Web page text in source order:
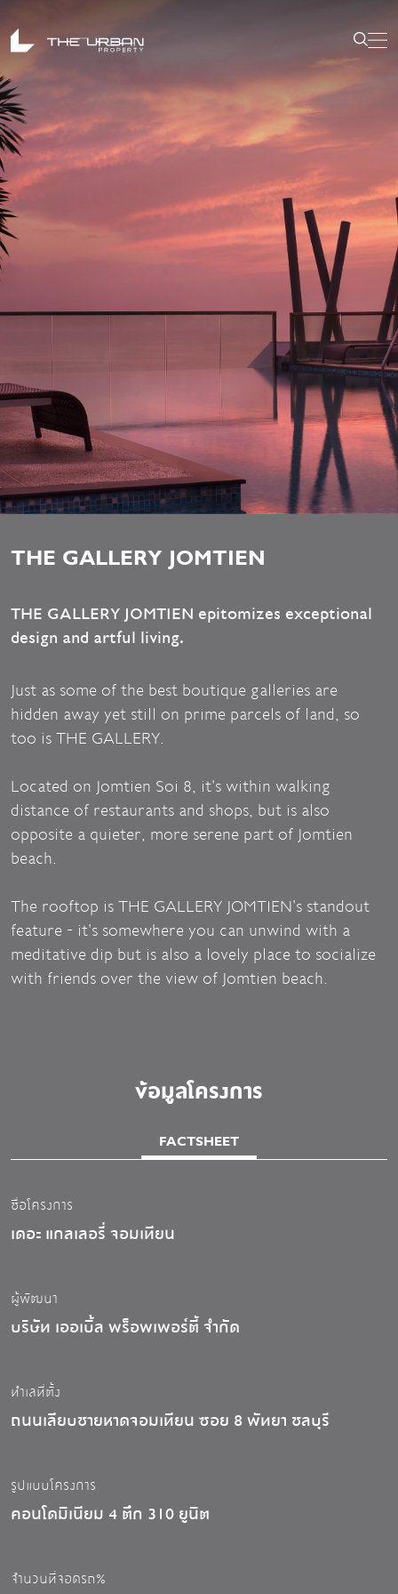
THE GALLERY JOMTIEN
THE GALLERY JOMTIEN epitomizes exceptional
design and artful living.
Just as some of the best boutique galleries are
hidden away yet still on prime parcels of land, so
too is THE GALLERY.
Located on Jomtien Soi 8, it's within walking
distance of restaurants and shops, but is also
opposite a quieter, more serene part of Jomtien
beach.
The rooftop is THE GALLERY JOMTIEN's standout
feature - it's somewhere you can unwind with a
meditative dip but is also a lovely place to socialize
with friends over the view of Jomtien beach.
ข้อมูลโครงการ
FACTSHEET
ชื่อโครงการ
เดอะ แกลเลอรี่ จอมเทียน
ผู้พัฒนา
บริษัท เออเบิ้ล พร็อพเพอร์ตี้ จำกัด
ทำเลที่ตั้ง
ถนนเลียบชายหาดจอมเทียน ซอย 8 พัทยา ชลบุรี
รูปแบบโครงการ
คอนโดมิเนียม 4 ตึก 310 ยูนิต
จำนวนที่จอดรถ%